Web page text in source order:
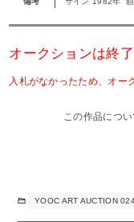
オークションは終
入札がなかったため、オー
この作品につ
YOOC ART AUCTION